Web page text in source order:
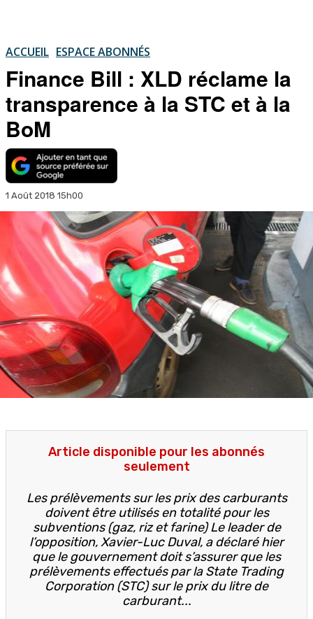
ACCUEIL ESPACE ABONNÉS
Finance Bill : XLD réclame la
transparence à la STC et à la
BoM
1 Août 2018 15h00
Article disponible pour les abonnés
seulement
Les prélèvements sur les prix des carburants
doivent être utilisés en totalité pour les
subventions (gaz, riz et farine) Le leader de
l’opposition, Xavier-Luc Duval, a déclaré hier
que le gouvernement doit s’assurer que les
prélèvements effectués par la State Trading
Corporation (STC) sur le prix du litre de
carburant...